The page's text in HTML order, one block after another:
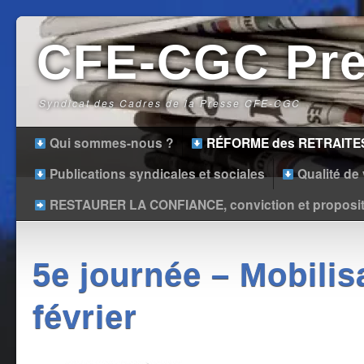
CFE-CGC
Syndicat des Cadres de la Presse CFE-CGC
Qui sommes-nous ?
RÉFORME des
Publications syndicales et sociales
Qualité de
RESTAURER LA CONFIANCE, conviction et
5e journée –
février